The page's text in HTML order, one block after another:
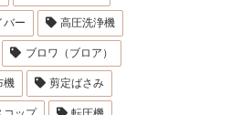
バー 高圧洗浄機
ブロワ（ブロア）
機 剪定ばさみ